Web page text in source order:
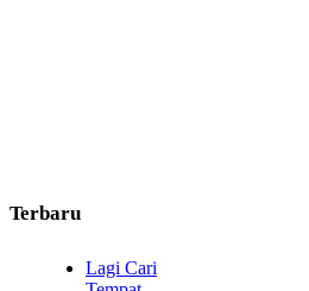
Terbaru
Lagi Cari